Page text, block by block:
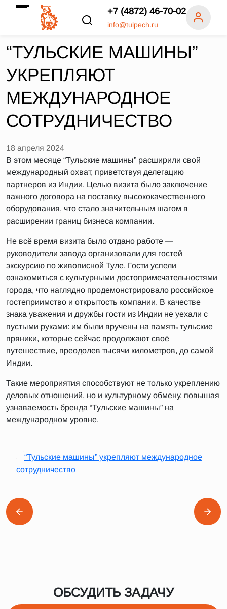
+7 (4872) 46-70-02
info@tulpech.ru
“ТУЛЬСКИЕ МАШИНЫ”
УКРЕПЛЯЮТ
МЕЖДУНАРОДНОЕ
СОТРУДНИЧЕСТВО
18 апреля 2024
В этом месяце “Тульские машины” расширили свой
международный охват, приветствуя делегацию
партнеров из Индии. Целью визита было заключение
важного договора на поставку высококачественного
оборудования, что стало значительным шагом в
расширении границ бизнеса компании.
Не всё время визита было отдано работе —
руководители завода организовали для гостей
экскурсию по живописной Туле. Гости успели
ознакомиться с культурными достопримечательностями
города, что наглядно продемонстрировало российское
гостеприимство и открытость компании. В качестве
знака уважения и дружбы гости из Индии не уехали с
пустыми руками: им были вручены на память тульские
пряники, которые сейчас продолжают своё
путешествие, преодолев тысячи километров, до самой
Индии.
Такие мероприятия способствуют не только укреплению
деловых отношений, но и культурному обмену, повышая
узнаваемость бренда “Тульские машины” на
международном уровне.
ОБСУДИТЬ ЗАДАЧУ